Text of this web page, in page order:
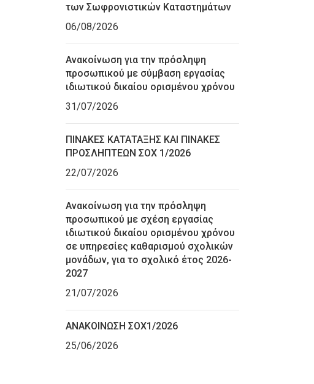
των Σωφρονιστικών Καταστημάτων
06/08/2026
Ανακοίνωση για την πρόσληψη
προσωπικού με σύμβαση εργασίας
ιδιωτικού δικαίου ορισμένου χρόνου
31/07/2026
ΠΙΝΑΚΕΣ ΚΑΤΑΤΑΞΗΣ ΚΑΙ ΠΙΝΑΚΕΣ
ΠΡΟΣΛΗΠΤΕΩΝ ΣΟΧ 1/2026
22/07/2026
Ανακοίνωση για την πρόσληψη
προσωπικού με σχέση εργασίας
ιδιωτικού δικαίου ορισμένου χρόνου
σε υπηρεσίες καθαρισμού σχολικών
μονάδων, για το σχολικό έτος 2026-
2027
21/07/2026
ΑΝΑΚΟΙΝΩΣΗ ΣΟΧ1/2026
25/06/2026